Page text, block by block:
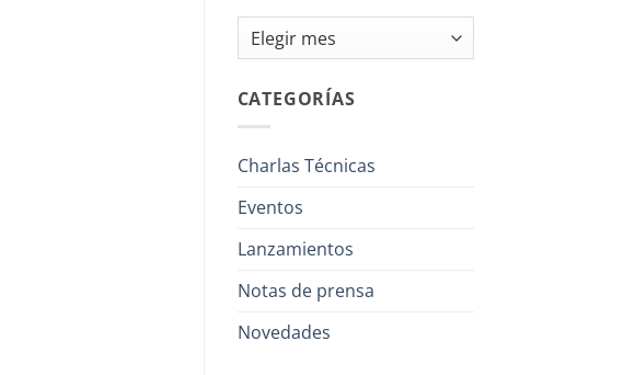
Archivos
CATEGORÍAS
Charlas Técnicas
Eventos
Lanzamientos
Notas de prensa
Novedades